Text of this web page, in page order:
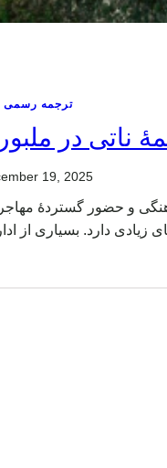
ترجمه رسمی
ناتی در
19, 2025
و حضور گستردهٔ